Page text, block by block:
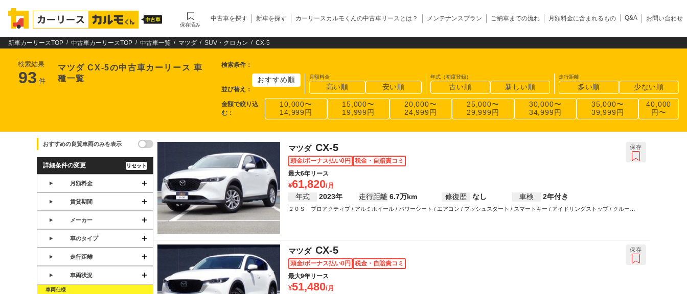
保存済み
中古車を探す 新車を探す カーリースカルモくんの中古車リースとは？ メンテナンスプラン ご納車までの流れ 月額料金に含まれるもの Q&A お問い合わせ
新車カーリースTOP 中古車カーリースTOP 中古車一覧 マツダ SUV・クロカン CX-5
検索結果
93 件
マツダ CX-5の中古車カーリース 車
種一覧
検索条件：
並び替え ：
おすすめ順 月額料金
高い順 安い順
年式（初度登録）
古い順 新しい順
走行距離
多い順 少ない順
金額で絞り込
む：
10,000〜
14,999円
15,000〜
19,999円
20,000〜
24,999円
25,000〜
29,999円
30,000〜
34,999円
35,000〜
39,999円
40,000
円〜
おすすめの良質車両のみを表示
詳細条件の変更 リセット
月額料金
賃貸期間
メーカー
車のタイプ
走行距離
車両状況
車両仕様
マツダ CX-5
頭金/ボーナス払い0円
税金・自賠責コミ
最大6年リース
61,820
年式 2023年 走行距離 6.7万km 修復歴 なし 車検 2年付き
２０Ｓ プロアクティブ / アルミホイール / パワーシート / エアコン / プッシュスタート / スマートキー / アイドリングストップ / クルーズ
保存
マツダ CX-5
頭金/ボーナス払い0円
税金・自賠責コミ
最大9年リース
51,480
保存